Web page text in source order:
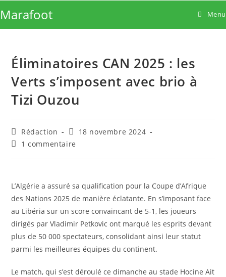
to
content
Marafoot Menu
Éliminatoires CAN 2025 : les
Verts s’imposent avec brio à
Tizi Ouzou
Auteur/autrice
de
Rédaction
Publication
publiée :
18 novembre 2024
Commentaires
1 commentaire
L’Algérie a assuré sa qualification pour la Coupe d’Afrique
des Nations 2025 de manière éclatante. En s’imposant face
au Libéria sur un score convaincant de 5-1, les joueurs
dirigés par Vladimir Petkovic ont marqué les esprits devant
plus de 50 000 spectateurs, consolidant ainsi leur statut
parmi les meilleures équipes du continent.
Le match, qui s’est déroulé ce dimanche au stade Hocine Ait